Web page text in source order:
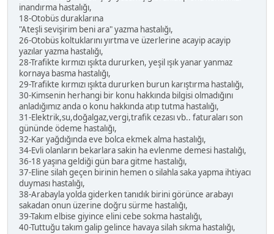
inandırma hastalığı,
18-Otobüs duraklarına
"Ateşli sevişirim beni ara" yazma hastalığı,
26-Otobüs koltuklarını yırtma ve üzerlerine acayip acayip
yazılar yazma hastalığı,
28-Trafikte kırmızı ışıkta dururken, yeşil ışık yanar yanmaz
kornaya basma hastalığı,
29-Trafikte kırmızı ışıkta dururken burun karıştırma hastalığı,
30-Kimsenin herhangi bir konu hakkında bilgisi olmadığını
anladığımız anda o konu hakkında atıp tutma hastalığı,
31-Elektrik,su,doğalgaz,vergi,trafik cezası vb.. faturaları son
gününde ödeme hastalığı,
32-Kar yağdığında eve bolca ekmek alma hastalığı,
34-Evli olanların bekarlara sakin ha evlenme demesi hastalığı,
36-18 yaşına geldiği gün bara gitme hastalığı,
37-Eline silah geçen birinin hemen o silahla saka yapma ihtiyacı
duyması hastalığı,
38-Arabayla yolda giderken tanıdık birini görünce arabayı
sakadan onun üzerine doğru sürme hastalığı,
39-Takım elbise giyince elini cebe sokma hastalığı,
40-Tuttuğu takım galip gelince havaya silah sıkma hastalığı,